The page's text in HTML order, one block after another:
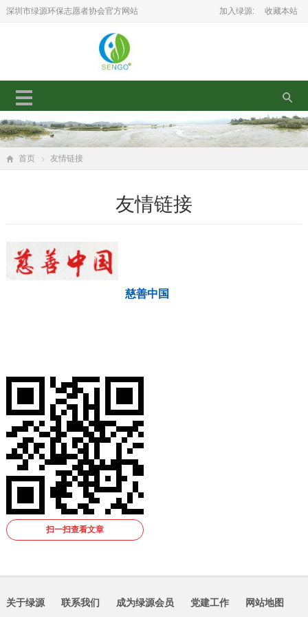
深圳市绿源环保志愿者协会官方网站 加入绿源: 收藏本站
首页 友情链接
友情链接
慈善中国
扫一扫查看文章
关于绿源 联系我们 成为绿源会员 党建工作 网站地图